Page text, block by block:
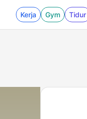
Kerja Gym Tidur